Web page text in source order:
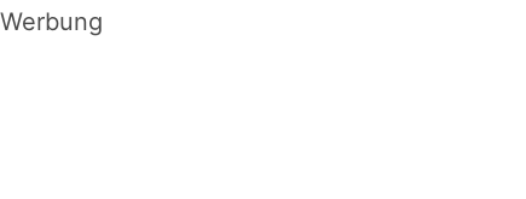
Werbung